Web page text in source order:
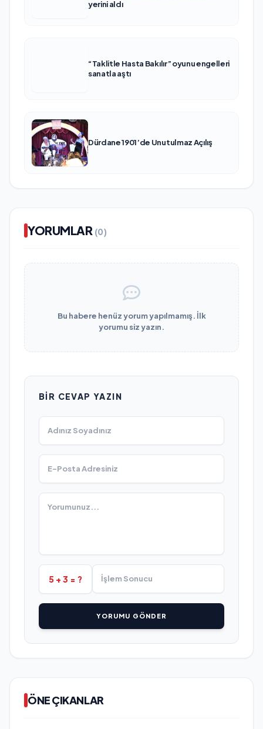
yerini aldı
“Taklitle Hasta Bakılır” oyunu engelleri
sanatla aştı
Dürdane 1901’de Unutulmaz Açılış
YORUMLAR (0)
Bu habere henüz yorum yapılmamış. İlk
yorumu siz yazın.
BIR CEVAP YAZIN
5 + 3 = ?
YORUMU GÖNDER
ÖNE ÇIKANLAR